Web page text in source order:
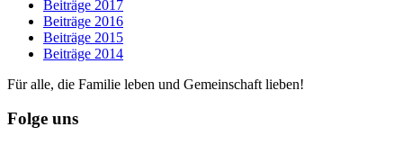
Beiträge 2017
Beiträge 2016
Beiträge 2015
Beiträge 2014
Für alle, die Familie leben und Gemeinschaft lieben!
Folge uns